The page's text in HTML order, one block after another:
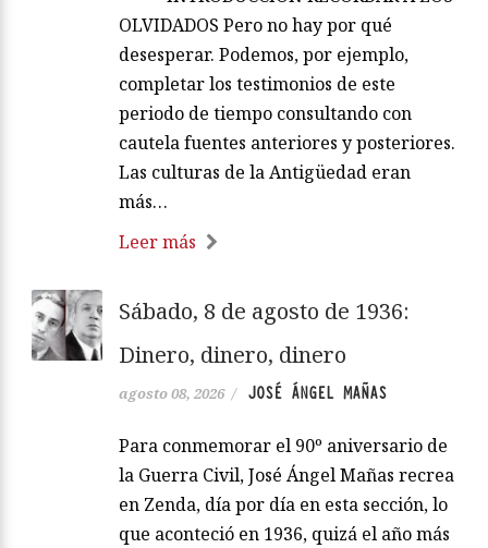
OLVIDADOS Pero no hay por qué
desesperar. Podemos, por ejemplo,
completar los testimonios de este
periodo de tiempo consultando con
cautela fuentes anteriores y posteriores.
Las culturas de la Antigüedad eran
más…
Leer más
Sábado, 8 de agosto de 1936:
Dinero, dinero, dinero
agosto 08, 2026 / JOSÉ ÁNGEL MAÑAS
Para conmemorar el 90º aniversario de
la Guerra Civil, José Ángel Mañas recrea
en Zenda, día por día en esta sección, lo
que aconteció en 1936, quizá el año más